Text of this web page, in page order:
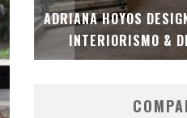
ADRIANA HOYOS
INTERIORISMO &